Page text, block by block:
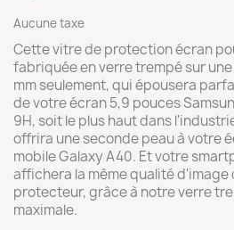
Aucune taxe
Cette vitre de protection écran
fabriquée en verre trempé sur
mm seulement, qui épousera
de votre écran 5,9 pouces
9H, soit le plus haut dans
offrira une seconde peau à votre
mobile Galaxy A40. Et votre
affichera la même qualité d'image
protecteur, grâce à notre verre
maximale.